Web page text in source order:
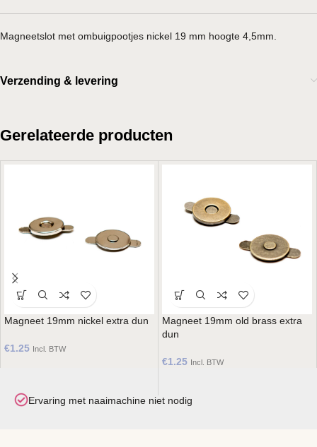
Magneetslot met ombuigpootjes nickel 19 mm hoogte 4,5mm.
Verzending & levering
Gerelateerde producten
Magneet 19mm nickel extra dun
€1.25 Incl. BTW
Magneet 19mm old brass extra
dun
€1.25 Incl. BTW
niet nodig